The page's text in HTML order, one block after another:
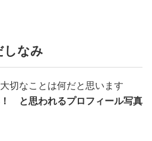
しなみ
切なことは何だと思います
！ と思われるプロフィール写真